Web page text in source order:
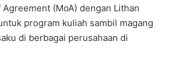
(MoA) dengan Lithan
program kuliah sambil magang
di berbagai perusahaan di